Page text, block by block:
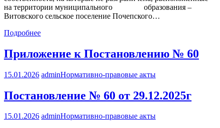
на территории муниципального образования –
Витовского сельское поселение Почепского…
Подробнее
Приложение к Постановлению № 60
15.01.2026 adminНормативно-правовые акты
Постановление № 60 от 29.12.2025г
15.01.2026 adminНормативно-правовые акты